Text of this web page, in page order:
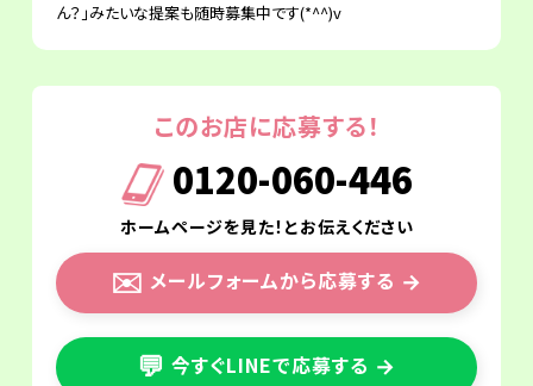
ん？」みたいな提案も随時募集中です(*^^)v
このお店に応募する！
0120-060-446
ホームページを見た！とお伝えください
✉️ メールフォームから応募する →
💬 今すぐLINEで応募する →